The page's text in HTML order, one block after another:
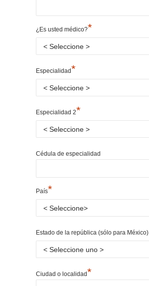
¿Es usted médico?*
Especialidad*
Especialidad 2*
Cédula de especialidad
País*
Estado de la república (sólo para México)
Ciudad o localidad*